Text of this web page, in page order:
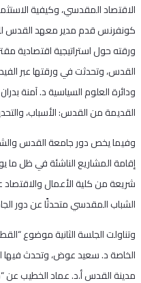
الاقتصاد المقدسي، وكيفية
كونفرنس قدم مدير معهد القدس
ورقته حول استراتيجية اقتصادية
القدس، وتحدثت في ورقتها عبر
ودائرة العلوم السياسية د. آمنة
القديمة من القدس: الأسباب،
وفيما يخص دور جامعة القدس
إقامة المشاريع الناشئة في ظل ما
شريعة من كلية الأعمال والاقتصاد
الشباب المقدسي متحدثًا عن دور
وتناولت الجلسة الثانية موضوع
الخاصة د. سعيد عوض، وتحدث فيها
مدينة القدس أ.د. عماد الخطيب عن